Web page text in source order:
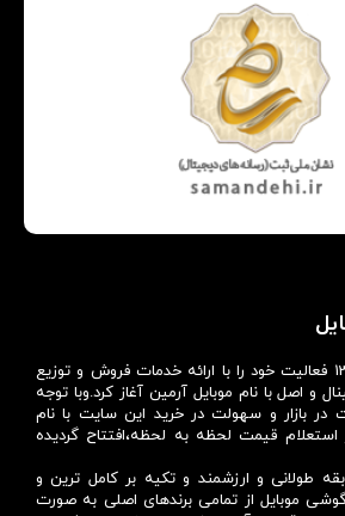
این مجموعه از سال 1381 فعالیت خود را با ارائه خدمات فروش و توزیع
و اصل با نام موبایل آرمین آغاز کرد.وبا توجه
در بازار و سهولت در خرید این سایت با نام
استعلام قیمت لحظه به لحظه،افتتاح گردیده
طولانی و ارزشمند و تکیه بر کامل ترین و
موبایل از تمامی برندهای اصلی به صورت